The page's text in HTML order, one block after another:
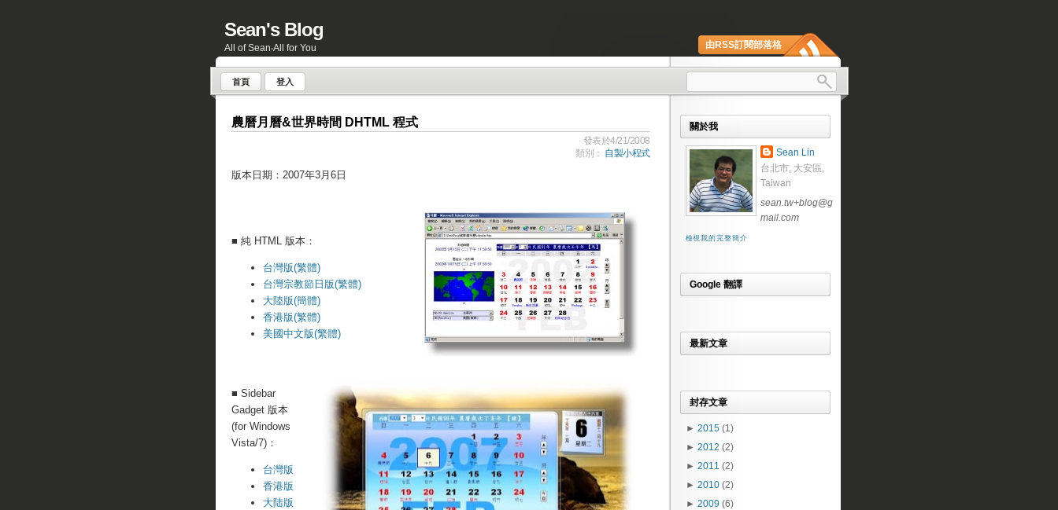
由RSS訂閱部落格
首頁 登入
Sean's Blog
All of Sean‧All for You
農曆月曆&世界時間 DHTML 程式
發表於4/21/2008
類別： 自製小程式
版本日期：2007年3月6日
■ 純 HTML 版本：
台灣版(繁體)
台灣宗教節日版(繁體)
大陸版(簡體)
香港版(繁體)
美國中文版(繁體)
■ Sidebar
Gadget 版本
(for Windows
Vista/7)：
台灣版
香港版
大陆版
關於我
Sean Lin
台北市, 大安區,
Taiwan
sean.tw+blog@g
mail.com
檢視我的完整簡介
Google 翻譯
最新文章
封存文章
► 2015 (1)
► 2012 (2)
► 2011 (2)
► 2010 (2)
► 2009 (6)